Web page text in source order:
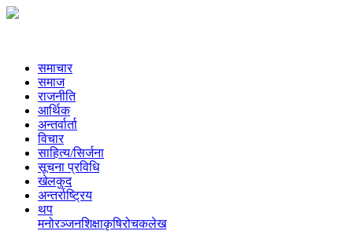
समाचार
समाज
राजनीति
आर्थिक
अन्तर्वार्ता
विचार
साहित्य/सिर्जना
सूचना प्रविधि
खेलकुद
अन्तर्राष्ट्रिय
थप
मनोरञ्‍जनशिक्षाकृषिरोचकलेख